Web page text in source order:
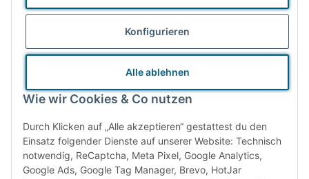
Konfigurieren
Alle ablehnen
Wie wir Cookies & Co nutzen
Durch Klicken auf „Alle akzeptieren“ gestattest du den
Einsatz folgender Dienste auf unserer Website: Technisch
notwendig, ReCaptcha, Meta Pixel, Google Analytics,
Google Ads, Google Tag Manager, Brevo, HotJar
Deine Vorteile